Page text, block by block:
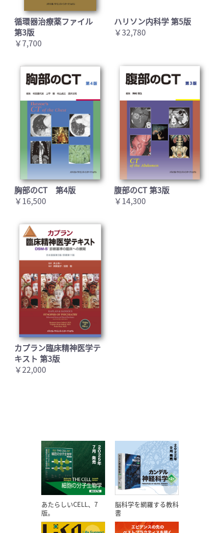
循環器治療薬ファイル
第3版
￥7,700
ハリソン内科学 第5版
￥32,780
胸部のCT 第4版
￥16,500
腹部のCT 第3版
￥14,300
カプラン臨床精神医学テ
キスト 第3版
￥22,000
あたらしいCELL、7
版。
脳科学を網羅する教科
書